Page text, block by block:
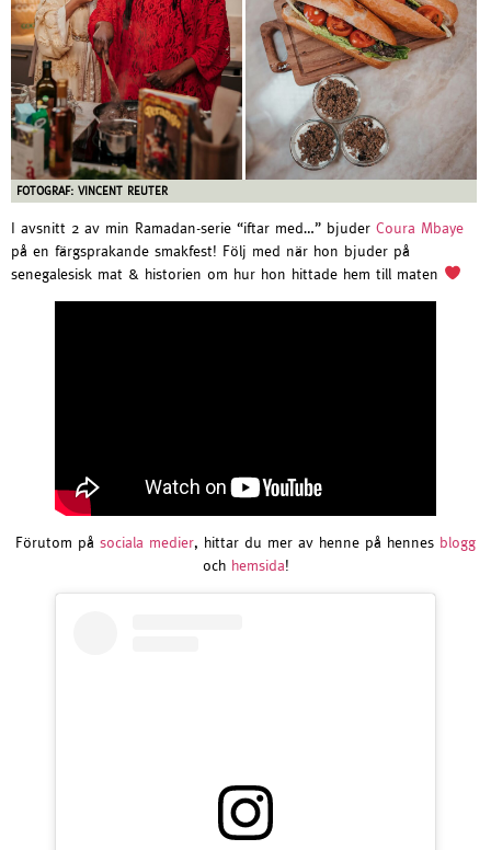
FOTOGRAF: VINCENT REUTER
I avsnitt 2 av min Ramadan-serie “iftar med…” bjuder Coura Mbaye
på en färgsprakande smakfest! Följ med när hon bjuder på
senegalesisk mat & historien om hur hon hittade hem till maten
Förutom på sociala medier, hittar du mer av henne på hennes blogg
och hemsida!